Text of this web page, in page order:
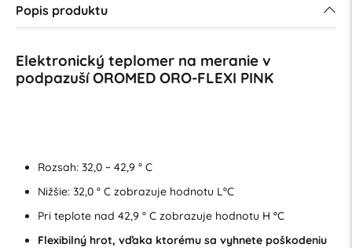
Popis produktu
Elektronický teplomer na meranie v
podpazuší OROMED ORO-FLEXI PINK
Rozsah: 32,0 ~ 42,9 ° C
Nižšie: 32,0 ° C zobrazuje hodnotu LºC
Pri teplote nad 42,9 ° C zobrazuje hodnotu H ºC
Flexibilný hrot, vďaka ktorému sa vyhnete poškodeniu